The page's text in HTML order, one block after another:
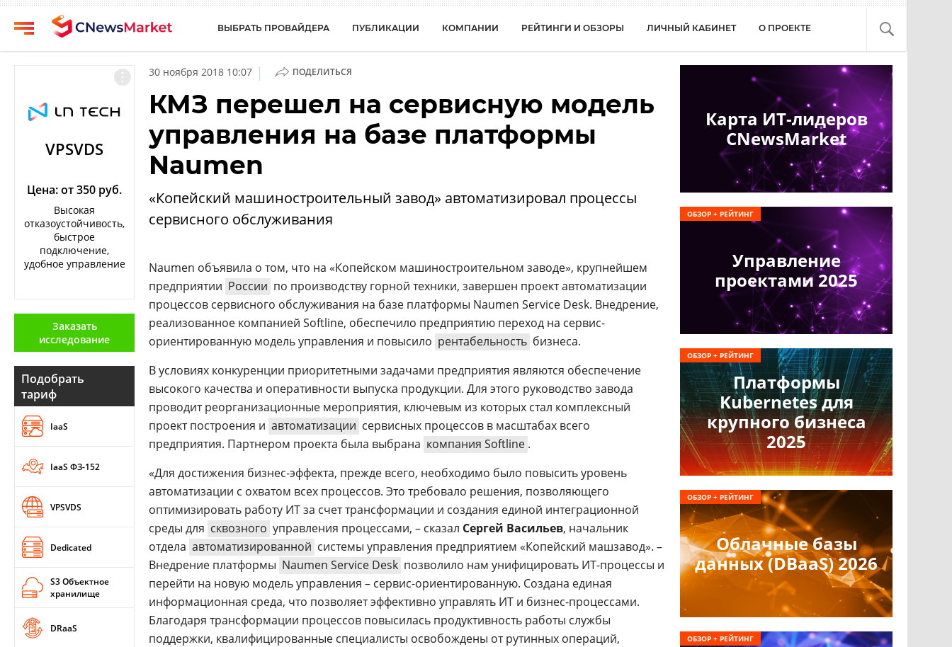
Публикации
обзоры
кабинет
проекте
Аналитика
Техника
Об
издании
Реклама
Вакансии
Контакты
Дзен
Rutube
Конференции
Техника
ВЫБРАТЬ ПРОВАЙДЕРА ПУБЛИКАЦИИ КОМПАНИИ РЕЙТИНГИ И ОБЗОРЫ ЛИЧНЫЙ КАБИНЕТ О ПРОЕКТЕ
VPSVDS
Цена: от 350 руб.
Высокая
отказоустойчивость,
быстрое
подключение,
удобное управление
Заказать
исследование
Подобрать
тариф
IaaS
IaaS ФЗ-152
VPSVDS
Dedicated
S3 Объектное
хранилище
DRaaS
30 ноября 2018 10:07 | ПОДЕЛИТЬСЯ
КМЗ перешел на сервисную модель
управления на базе платформы
Naumen
«Копейский машиностроительный завод» автоматизировал процессы
сервисного обслуживания
Naumen объявила о том, что на «Копейском машиностроительном заводе», крупнейшем
предприятии России по производству горной техники, завершен проект автоматизации
процессов сервисного обслуживания на базе платформы Naumen Service Desk. Внедрение,
реализованное компанией Softline, обеспечило предприятию переход на сервис-
ориентированную модель управления и повысило рентабельность бизнеса.
В условиях конкуренции приоритетными задачами предприятия являются обеспечение
высокого качества и оперативности выпуска продукции. Для этого руководство завода
проводит реорганизационные мероприятия, ключевым из которых стал комплексный
проект построения и автоматизации сервисных процессов в масштабах всего
предприятия. Партнером проекта была выбрана компания Softline .
«Для достижения бизнес-эффекта, прежде всего, необходимо было повысить уровень
автоматизации с охватом всех процессов. Это требовало решения, позволяющего
оптимизировать работу ИТ за счет трансформации и создания единой интеграционной
среды для сквозного управления процессами, – сказал Сергей Васильев, начальник
отдела автоматизированной системы управления предприятием «Копейский машзавод». –
Внедрение платформы Naumen Service Desk позволило нам унифицировать ИТ-процессы и
перейти на новую модель управления – сервис-ориентированную. Создана единая
информационная среда, что позволяет эффективно управлять ИТ и бизнес-процессами.
Благодаря трансформации процессов повысилась продуктивность работы службы
поддержки, квалифицированные специалисты освобождены от рутинных операций,
Карта ИТ-лидеров
CNewsMarket
Управление
проектами 2025
ОБЗОР + РЕЙТИНГ
Платформы
Kubernetes для
крупного бизнеса
2025
ОБЗОР + РЕЙТИНГ
Облачные базы
данных (DBaaS) 2026
ОБЗОР + РЕЙТИНГ
ОБЗОР + РЕЙТИНГ